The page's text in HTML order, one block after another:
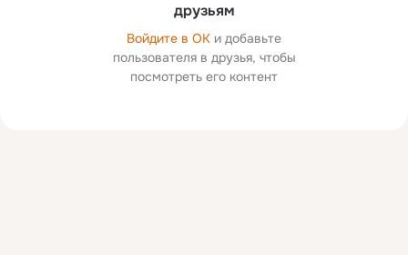
друзьям
Войдите в ОК и добавьте
пользователя в друзья, чтобы
посмотреть его контент